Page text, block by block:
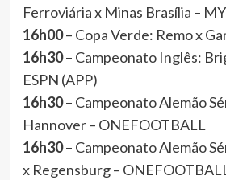
Ferroviária x Minas Brasília –
16h00– Copa Verde: Remo x
16h30– Campeonato Inglês:
ESPN (APP)
16h30– Campeonato Alemão
Hannover – ONEFOOTBALL
16h30– Campeonato Alemão
x Regensburg –